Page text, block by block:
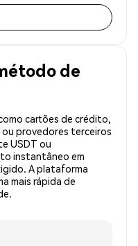
de
cartões de crédito,
provedores terceiros
USDT ou
instantâneo em
A plataforma
mais rápida de